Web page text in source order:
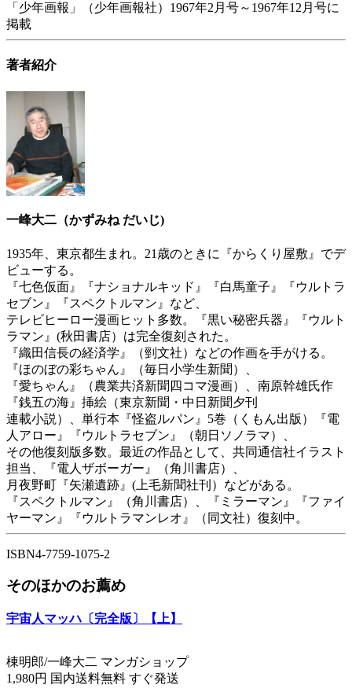
「少年画報」（少年画報社）1967年2月号～1967年12月号に
掲載
著者紹介
一峰大二（かずみね だいじ)
1935年、東京都生まれ。21歳のときに『からくり屋敷』でデ
ビューする。
『七色仮面』『ナショナルキッド』『白馬童子』『ウルトラ
セブン』『スペクトルマン』など、
テレビヒーロー漫画ヒット多数。『黒い秘密兵器』『ウルト
ラマン』(秋田書店）は完全復刻された。
『織田信長の経済学』（剄文社）などの作画を手がける。
『ほのぼの彩ちゃん』（毎日小学生新聞）、
『愛ちゃん』（農業共済新聞四コマ漫画）、南原幹雄氏作
『銭五の海』挿絵（東京新聞・中日新聞夕刊
連載小説）、単行本『怪盗ルパン』5巻（くもん出版）『電
人アロー』『ウルトラセブン』（朝日ソノラマ）、
その他復刻版多数。最近の作品として、共同通信社イラスト
担当、『電人ザボーガー』（角川書店）、
月夜野町『矢瀬遺跡』(上毛新聞社刊）などがある。
『スペクトルマン』（角川書店）、『ミラーマン』『ファイ
ヤーマン』『ウルトラマンレオ』（同文社）復刻中。
ISBN4-7759-1075-2
そのほかのお薦め
宇宙人マッハ〔完全版〕【上】
棟明郎/一峰大二 マンガショップ
1,980円 国内送料無料 すぐ発送